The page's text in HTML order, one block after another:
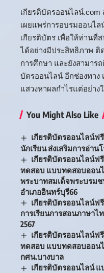
เกียรติบัตรออนไลน์.com
เผยแพร่การอบรมออนไ
เกียรติบัตร เพื่อให้ท่านที่
ได้อย่างมีประสิทธิภาพ ติ
การศึกษา และยังสามาร
บัตรออนไลน์ อีกช่องทาง
แสวงหาผลกำไรแต่อย่าง
You Might Also Like
เกียรติบัตรออนไลน์
นักเรียน ส่งเสริมการอ่าน
เกียรติบัตรออนไลน์ฟ
ทดสอบ แบบทดสอบออน
พระบาทสมเด็จพระบรม
อำเภออินทร์บุรี66
เกียรติบัตรออนไลน์ฟ
การเรียนการสอนภาษาไท
2567
เกียรติบัตรออนไลน์ฟ
ทดสอบ แบบทดสอบออน
กศน.บางบาล
เกียรติบัตรออนไลน์